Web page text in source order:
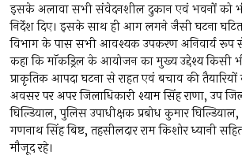
इसके अलावा सभी संवेदनशील दुकान एवं भवनों को
निर्देश दिए। इसके साथ ही आग लगने जैसी घटना
विभाग के पास सभी आवश्यक उपकरण अनिवार्य रूप से
कहा कि माॅकड्रिल के आयोजन का मुख्य उद्देश्य किसी
प्राकृतिक आपदा घटना से राहत एवं बचाव की
अवसर पर अपर जिलाधिकारी श्याम सिंह राणा, उप
घिल्डियाल, पुलिस उपाधीक्षक प्रबोध कुमार
गणनाथ सिंह बिष्ट, तहसीलदार राम किशोर ध्यानी
मौजूद रहे।